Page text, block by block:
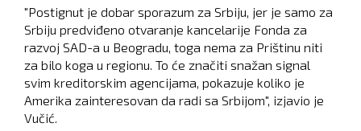
"Postignut je dobar sporazum za Srbiju, jer je samo za
Srbiju predviđeno otvaranje kancelarije Fonda za
razvoj SAD-a u Beogradu, toga nema za Prištinu niti
za bilo koga u regionu. To će značiti snažan signal
svim kreditorskim agencijama, pokazuje koliko je
Amerika zainteresovan da radi sa Srbijom", izjavio je
Vučić.